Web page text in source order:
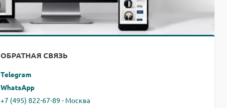
ОБРАТНАЯ СВЯЗЬ
Telegram
WhatsApp
+7 (495) 822-67-89 - Москва